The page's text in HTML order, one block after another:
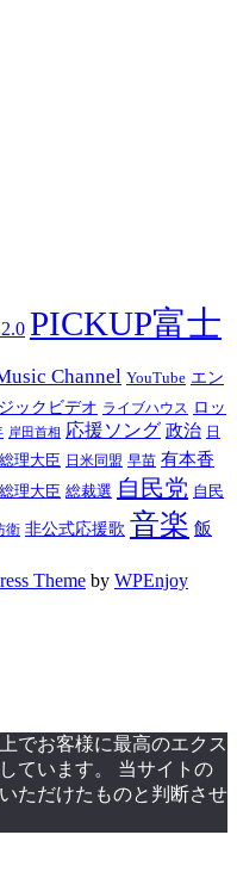
PICKUP富士
Channel YouTube エン
ックビデオ ライブハウス ロッ
岸田首相 応援ソング 政治 日
理大臣 日米同盟 早苗 有本香
総理大臣 総裁選 自民党 自民
衛 非公式応援歌 音楽 飯
Theme by WPEnjoy
でお客様に最高のエクス
ています。 当サイトの
ただけたものと判断させ